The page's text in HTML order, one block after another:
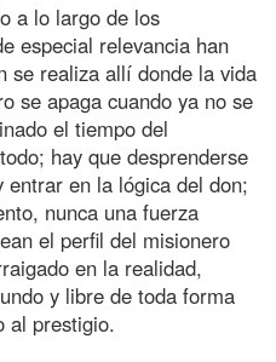
a lo largo de los
especial relevancia han
se realiza allí donde la vida
se apaga cuando ya no se
el tiempo del
hay que desprenderse
en la lógica del don;
nunca una fuerza
el perfil del misionero
en la realidad,
y libre de toda forma
al prestigio.